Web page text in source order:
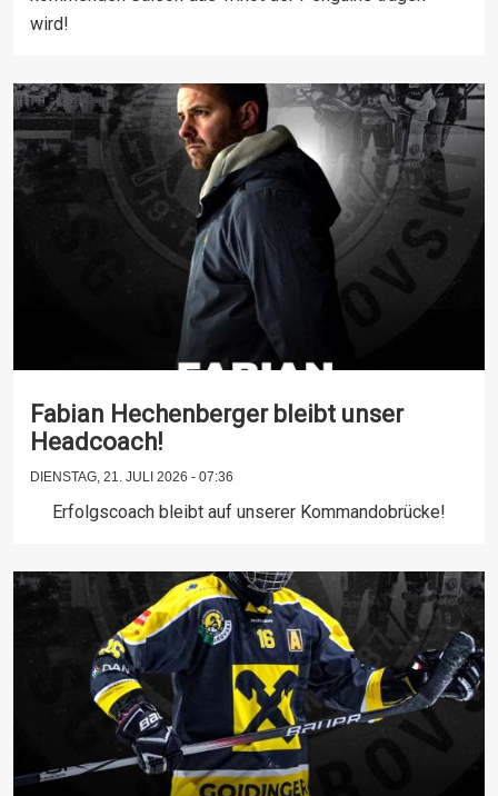
wird!
Fabian Hechenberger bleibt unser
Headcoach!
DIENSTAG, 21. JULI 2026 - 07:36
Erfolgscoach bleibt auf unserer Kommandobrücke!